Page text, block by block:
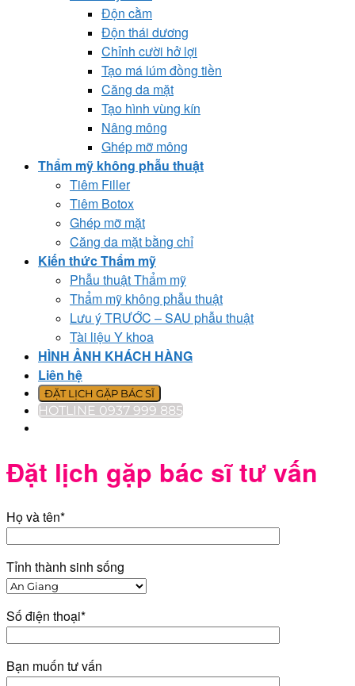
Độn cằm
Độn thái dương
Chỉnh cười hở lợi
Tạo má lúm đồng tiền
Căng da mặt
Tạo hình vùng kín
Nâng mông
Ghép mỡ mông
Thẩm mỹ không phẫu thuật
Tiêm Filler
Tiêm Botox
Ghép mỡ mặt
Căng da mặt bằng chỉ
Kiến thức Thẩm mỹ
Phẫu thuật Thẩm mỹ
Thẩm mỹ không phẫu thuật
Lưu ý TRƯỚC – SAU phẫu thuật
Tài liệu Y khoa
HÌNH ẢNH KHÁCH HÀNG
Liên hệ
ĐẶT LỊCH GẶP BÁC SĨ
HOTLINE 0937 999 885
Đặt lịch gặp bác sĩ tư vấn
Họ và tên*
Tỉnh thành sinh sống
Số điện thoại*
Bạn muốn tư vấn